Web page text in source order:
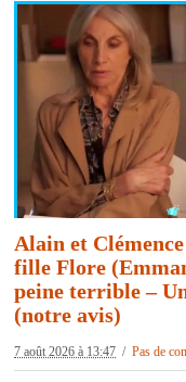
Alain et
fille Flore
peine terrible –
(notre avis)
7 août 2026 à 13:47 Pas de